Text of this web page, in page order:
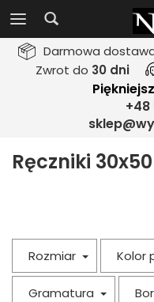
Darmowa
Zwrot do 30 dni
+48
Ręczniki 30x50
Rozmiar Kolor
Gramatura